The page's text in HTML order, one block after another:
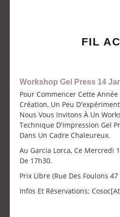
FIL
Workshop Gel Press 14
Pour Commencer Cette Année
Création, Un Peu
Nous Vous Invitons À Un
Technique D'impression Gel
Dans Un Cadre Chaleureux.
Au Garcia Lorca, Ce Mercredi
De 17h30.
Prix Libre (Rue Des Foulons
Infos Et Réservations: